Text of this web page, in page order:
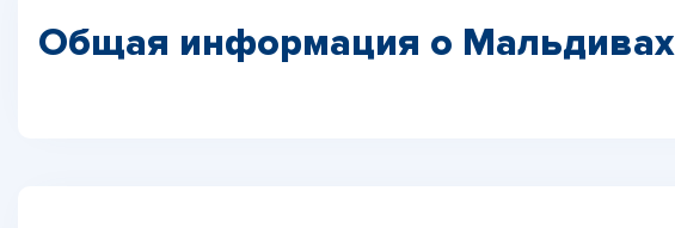
Общая информация о Мальдивах